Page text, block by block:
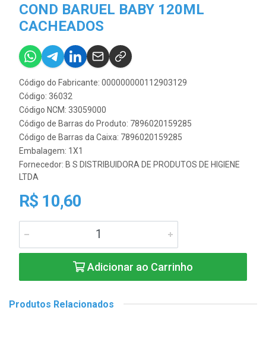
COND BARUEL BABY 120ML
CACHEADOS
Código do Fabricante: 000000000112903129
Código: 36032
Código NCM: 33059000
Código de Barras do Produto: 7896020159285
Código de Barras da Caixa: 7896020159285
Embalagem: 1X1
Fornecedor: B S DISTRIBUIDORA DE PRODUTOS DE HIGIENE
LTDA
R$ 10,60
Adicionar ao Carrinho
Produtos Relacionados